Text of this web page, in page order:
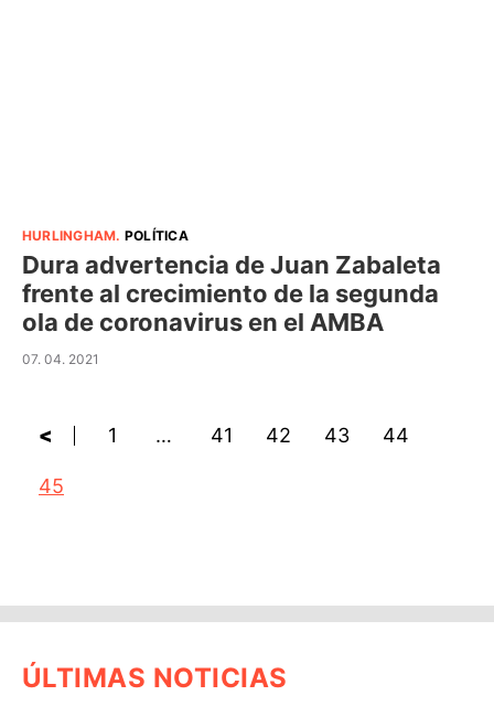
HURLINGHAM. POLÍTICA
Dura advertencia de Juan Zabaleta
frente al crecimiento de la segunda
ola de coronavirus en el AMBA
07. 04. 2021
< 1 … 41 42 43 44
45
ÚLTIMAS NOTICIAS